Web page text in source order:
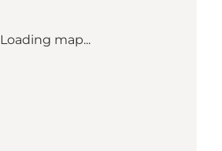
Loading map...